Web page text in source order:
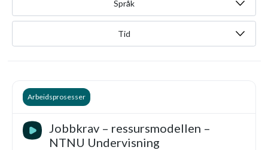
Språk
Tid
Jobbkrav – ressursmodellen –
NTNU Undervisning
Arbeidsprosesser